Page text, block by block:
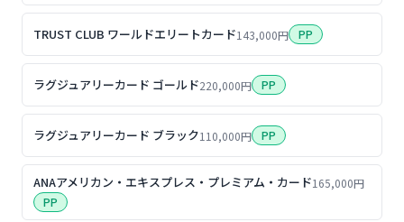
TRUST CLUB ワールドエリートカード143,000円 PP
ラグジュアリーカード ゴールド220,000円 PP
ラグジュアリーカード ブラック110,000円 PP
ANAアメリカン・エキスプレス・プレミアム・カード165,000円
PP